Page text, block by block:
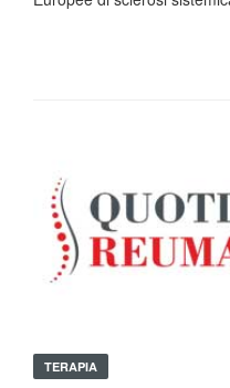
TERAPIA